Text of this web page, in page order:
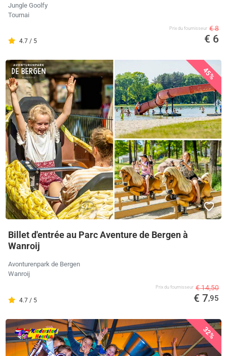
Jungle Goolfy
Tournai
4.7 / 5
Prix ​​du fournisseur € 8
€ 6
45%
Billet d'entrée au Parc Aventure de Bergen à
Wanroij
Avonturenpark de Bergen
Wanroij
4.7 / 5
Prix ​​du fournisseur € 14,50
€ 7,95
32%